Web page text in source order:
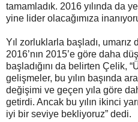
tamamladık. 2016 yılında da
yine lider olacağımıza
Yıl zorluklarla başladı, umarız
2016’nın 2015’e göre daha
başladığını da belirten Çelik,
gelişmeler, bu yılın başında
değişimi ve geçen yıla göre
getirdi. Ancak bu yılın ikinci
iyi bir seviye bekliyoruz” dedi.